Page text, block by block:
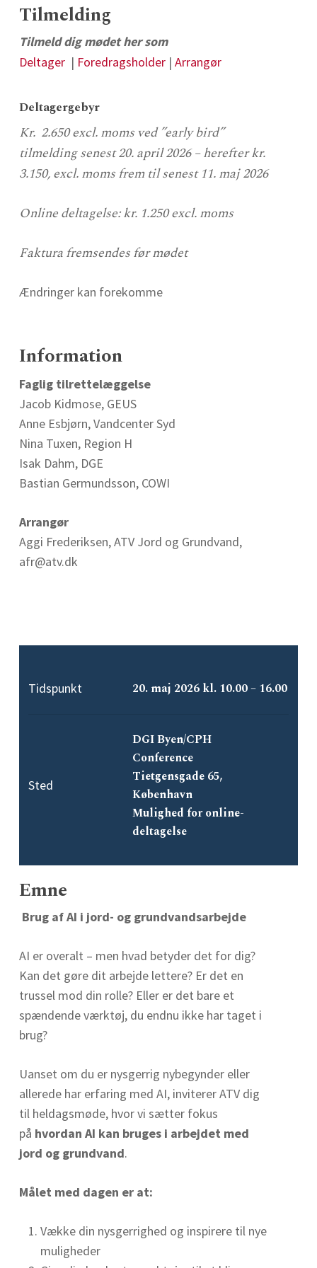
Tilmelding
Tilmeld dig mødet her som
Deltager | Foredragsholder| Arrangør
Deltagergebyr
Kr. 2.650 excl. moms ved ”early bird”
tilmelding senest 20. april2026 – herefter kr.
3.150, excl. moms frem til senest 11. maj 2026
Online deltagelse: kr. 1.250 excl. moms
Faktura fremsendes før mødet
Ændringer kan forekomme
Information
Faglig tilrettelæggelse
Jacob Kidmose, GEUS
Anne Esbjørn, Vandcenter Syd
Nina Tuxen, Region H
Isak Dahm, DGE
Bastian Germundsson, COWI
Arrangør
Aggi Frederiksen, ATV Jord og Grundvand,
afr@atv.dk
Tidspunkt 20. maj 2026 kl. 10.00 – 16.00
Sted
DGI Byen/CPH
Conference
Tietgensgade 65,
København
Mulighed for online-
deltagelse
Emne
Brug af AI i jord- og grundvandsarbejde
AI er overalt – men hvad betyder det for dig?
Kan det gøre dit arbejde lettere? Er det en
trussel mod din rolle? Eller er det bare et
spændende værktøj, du endnu ikke har taget i
brug?
Uanset om du er nysgerrig nybegynder eller
allerede har erfaring med AI, inviterer ATV dig
til heldagsmøde, hvor vi sætter fokus
på hvordan AI kan bruges i arbejdet med
jord og grundvand.
Målet med dagen er at:
Vække din nysgerrighed og inspirere til nye
muligheder